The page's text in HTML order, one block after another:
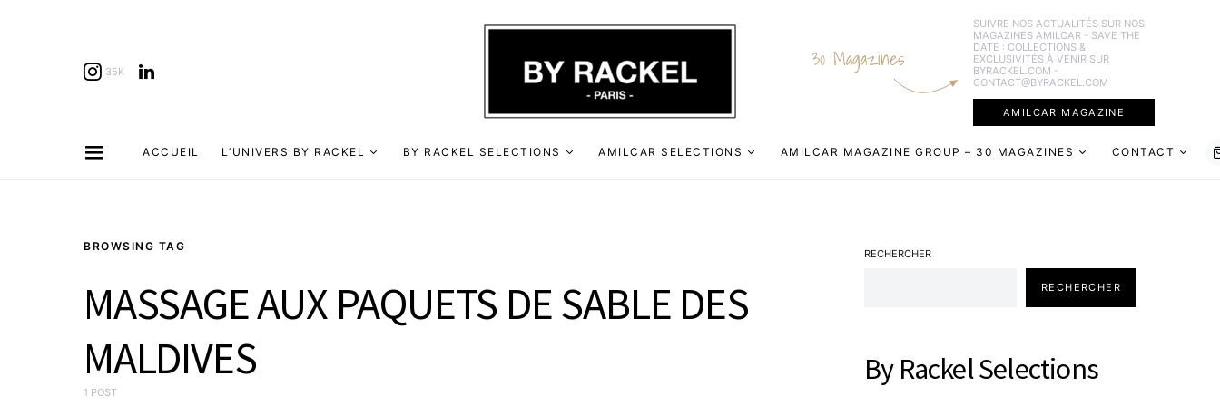
35K 30 Magazines
SUIVRE NOS ACTUALITÉS SUR NOS
MAGAZINES AMILCAR - SAVE THE
DATE : COLLECTIONS &
EXCLUSIVITÉS À VENIR SUR
BYRACKEL.COM -
CONTACT@BYRACKEL.COM
AMILCAR MAGAZINE
ACCUEIL L’UNIVERS BY RACKEL BY RACKEL SELECTIONS AMILCAR SELECTIONS AMILCAR MAGAZINE GROUP – 30 MAGAZINES CONTACT
BROWSING TAG
MASSAGE AUX PAQUETS DE SABLE DES
MALDIVES
1 POST
RECHERCHER
RECHERCHER
By Rackel Selections